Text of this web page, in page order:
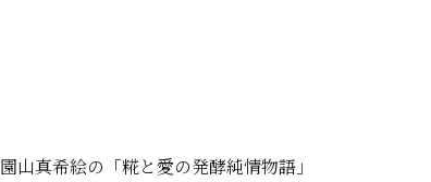
園山真希絵の「糀と愛の発酵純情物語」